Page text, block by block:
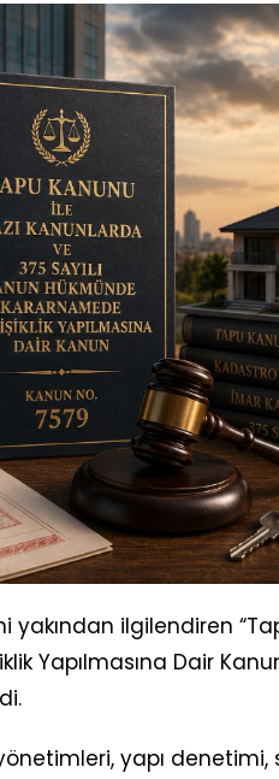
ilgilendiren
Yapılmasına Dair
yapı denetimi,